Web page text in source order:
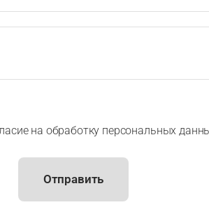
на обработку персональных
Отправить